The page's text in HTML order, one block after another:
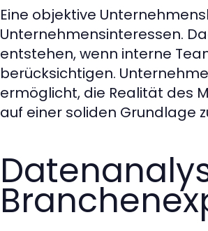
Eine objektive
Unternehmensinteressen.
entstehen, wenn interne
berücksichtigen.
ermöglicht, die Realität des
auf einer soliden Grundlage